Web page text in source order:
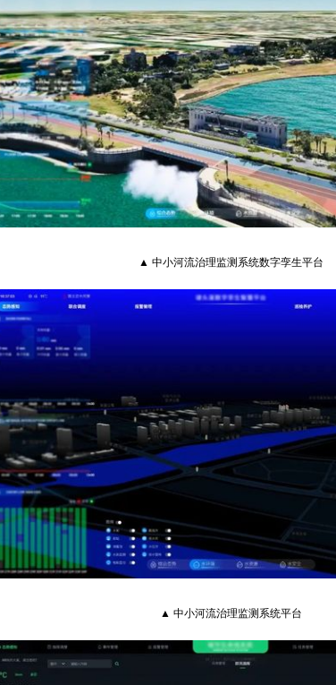
▲ 中小河流治理监测系统数字孪生平台
▲ 中小河流治理监测系统平台